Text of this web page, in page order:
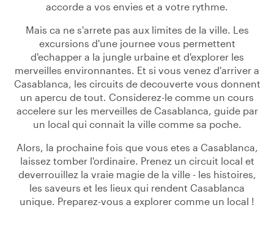
accorde a vos envies et a votre rythme.
Mais ca ne s'arrete pas aux limites de la ville. Les
excursions d'une journee vous permettent
d'echapper a la jungle urbaine et d'explorer les
merveilles environnantes. Et si vous venez d'arriver a
Casablanca, les circuits de decouverte vous donnent
un apercu de tout. Considerez-le comme un cours
accelere sur les merveilles de Casablanca, guide par
un local qui connait la ville comme sa poche.
Alors, la prochaine fois que vous etes a Casablanca,
laissez tomber l'ordinaire. Prenez un circuit local et
deverrouillez la vraie magie de la ville - les histoires,
les saveurs et les lieux qui rendent Casablanca
unique. Preparez-vous a explorer comme un local !